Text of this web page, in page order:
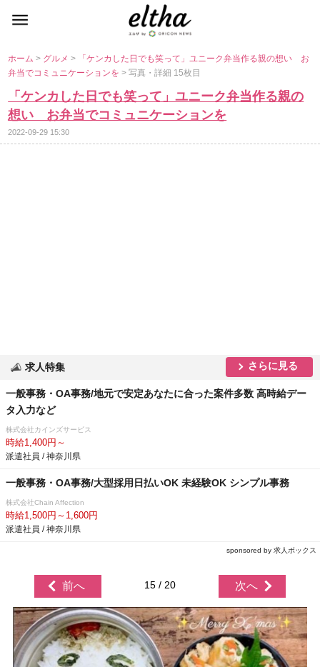
ホーム> グルメ>
「ケンカした日でも笑って」ユニーク弁当作る親の想い お
弁当でコミュニケーションを> 写真・詳細 15枚目
「ケンカした日でも笑って」ユニーク弁当作る親の
想い お弁当でコミュニケーションを
2022-09-29 15:30
求人特集 さらに見る
一般事務・OA事務/地元で安定あなたに合った案件多数 高時給デー
タ入力など
株式会社カインズサービス
時給1,400円～
派遣社員 / 神奈川県
一般事務・OA事務/大型採用日払いOK 未経験OK シンプル事務
株式会社Chain Affection
時給1,500円～1,600円
派遣社員 / 神奈川県
sponsored by 求人ボックス
前へ 15 / 20 次へ